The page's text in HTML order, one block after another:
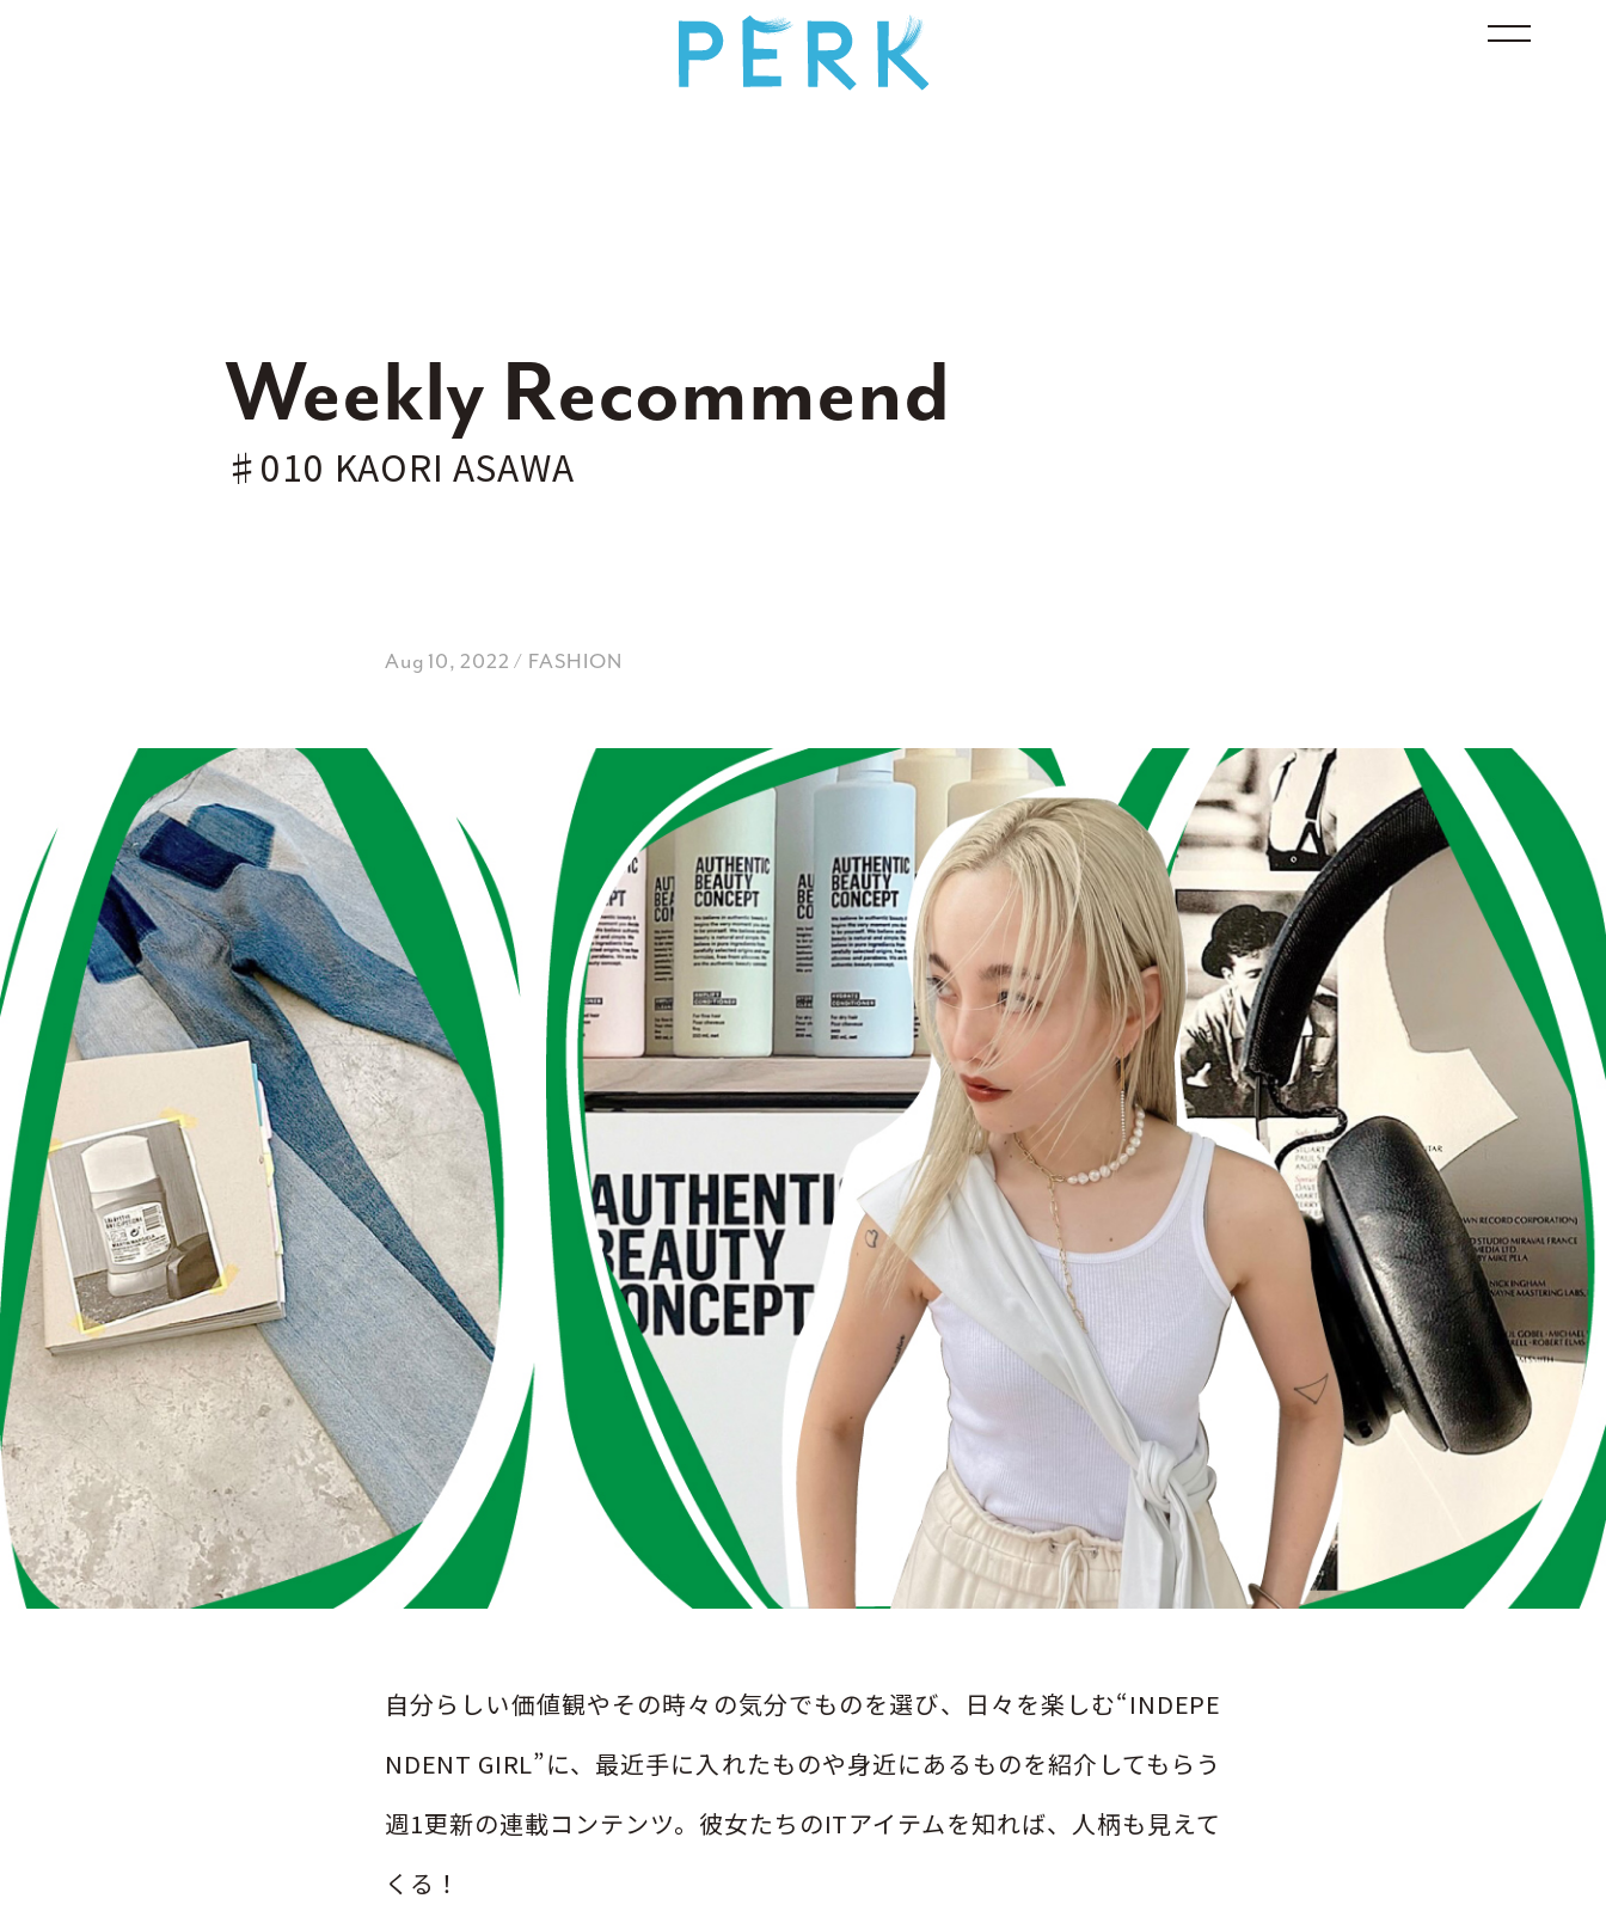
Weekly Recommend
♯010 KAORI ASAWA
Aug 10, 2022 / FASHION
自分らしい価値観やその時々の気分でものを選び、日々を楽しむ“INDEPE
NDENT GIRL”に、最近手に入れたものや身近にあるものを紹介してもらう
週1更新の連載コンテンツ。彼女たちのITアイテムを知れば、人柄も見えて
くる！